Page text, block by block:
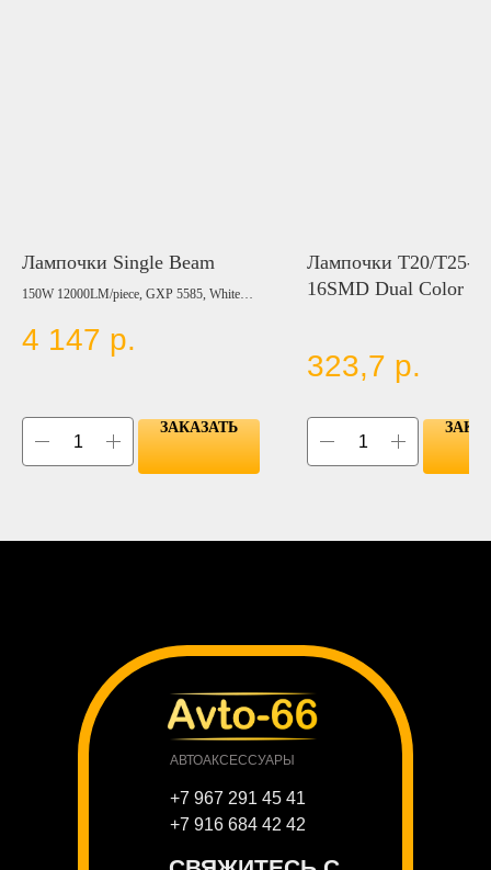
Лампочки Single Beam
150W 12000LM/piece, GXP 5585, White
H15, 9005, 9006, 880/881)
4 147 р.
ЗАКАЗАТЬ
Лампочки T20/T25-
16SMD Dual Color
323,7 р.
АВТОАКСЕССУАРЫ
+7 967 291 45 41
+7 916 684 42 42